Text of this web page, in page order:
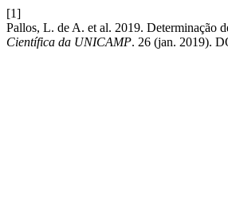
[1]
Pallos, L. de A. et al. 2019. Determinação
Científica da UNICAMP. 26 (jan. 2019).